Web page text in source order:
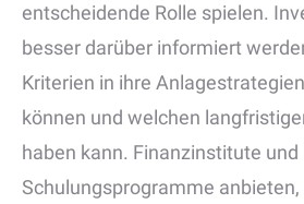
entscheidende Rolle spielen.
besser darüber informiert
Kriterien in ihre
können und welchen
haben kann. Finanzinstitute
Schulungsprogramme